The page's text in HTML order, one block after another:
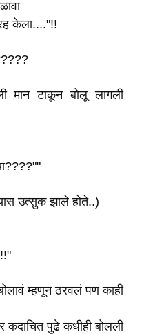
केला...."!!
मान टाकून बोलू लागली
उत्सुक झाले होते..)
म्हणून ठरवलं पण काही
पुढे कधीही बोलली